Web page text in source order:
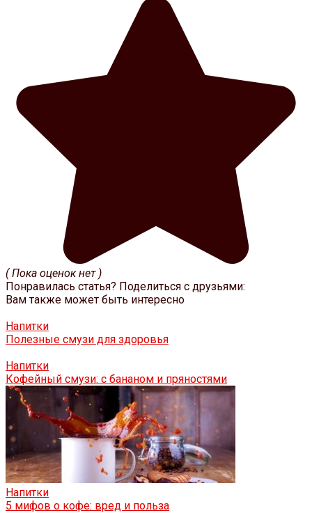
( Пока оценок нет )
Понравилась статья? Поделиться с друзьями:
Вам также может быть интересно
Напитки
Полезные смузи для здоровья
Напитки
Кофейный смузи: с бананом и пряностями
Напитки
5 мифов о кофе: вред и польза